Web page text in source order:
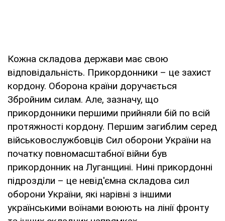
Кожна складова держави має свою
відповідальність. Прикордонники – це захист
кордону. Оборона країни доручається
Збройним силам. Але, зазначу, що
прикордонники першими прийняли бій по всій
протяжності кордону. Першим загиблим серед
військовослужбовців Сил оборони України на
початку повномасштабної війни був
прикордонник на Луганщині. Нині прикордонні
підрозділи – це невід'ємна складова сил
оборони України, які нарівні з іншими
українськими воїнами воюють на лінії фронту